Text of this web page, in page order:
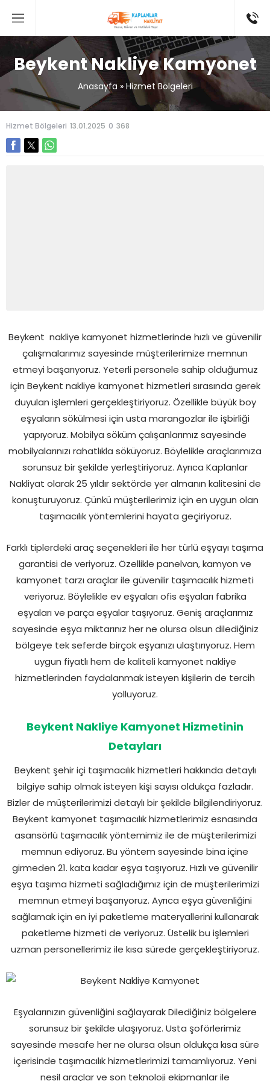
Beykent Nakliye Kamyonet
Anasayfa » Hizmet Bölgeleri
Hizmet Bölgeleri 13.01.2025 0 368
Beykent nakliye kamyonet hizmetlerinde hızlı ve güvenilir
çalışmalarımız sayesinde müşterilerimize memnun
etmeyi başarıyoruz. Yeterli personele sahip olduğumuz
için Beykent nakliye kamyonet hizmetleri sırasında gerek
duyulan işlemleri gerçekleştiriyoruz. Özellikle büyük boy
eşyaların sökülmesi için usta marangozlar ile işbirliği
yapıyoruz. Mobilya söküm çalışanlarımız sayesinde
mobilyalarınızı rahatlıkla söküyoruz. Böylelikle araçlarımıza
sorunsuz bir şekilde yerleştiriyoruz. Ayrıca Kaplanlar
Nakliyat olarak 25 yıldır sektörde yer almanın kalitesini de
konuşturuyoruz. Çünkü müşterilerimiz için en uygun olan
taşımacılık yöntemlerini hayata geçiriyoruz.
Farklı tiplerdeki araç seçenekleri ile her türlü eşyayı taşıma
garantisi de veriyoruz. Özellikle panelvan, kamyon ve
kamyonet tarzı araçlar ile güvenilir taşımacılık hizmeti
veriyoruz. Böylelikle ev eşyaları ofis eşyaları fabrika
eşyaları ve parça eşyalar taşıyoruz. Geniş araçlarımız
sayesinde eşya miktarınız her ne olursa olsun dilediğiniz
bölgeye tek seferde birçok eşyanızı ulaştırıyoruz. Hem
uygun fiyatlı hem de kaliteli kamyonet nakliye
hizmetlerinden faydalanmak isteyen kişilerin de tercih
yolluyoruz.
Beykent Nakliye Kamyonet Hizmetinin
Detayları
Beykent şehir içi taşımacılık hizmetleri hakkında detaylı
bilgiye sahip olmak isteyen kişi sayısı oldukça fazladır.
Bizler de müşterilerimizi detaylı bir şekilde bilgilendiriyoruz.
Beykent kamyonet taşımacılık hizmetlerimiz esnasında
asansörlü taşımacılık yöntemimiz ile de müşterilerimizi
memnun ediyoruz. Bu yöntem sayesinde bina içine
girmeden 21. kata kadar eşya taşıyoruz. Hızlı ve güvenilir
eşya taşıma hizmeti sağladığımız için de müşterilerimizi
memnun etmeyi başarıyoruz. Ayrıca eşya güvenliğini
sağlamak için en iyi paketleme materyallerini kullanarak
paketleme hizmeti de veriyoruz. Üstelik bu işlemleri
uzman personellerimiz ile kısa sürede gerçekleştiriyoruz.
Eşyalarınızın güvenliğini sağlayarak Dilediğiniz bölgelere
sorunsuz bir şekilde ulaşıyoruz. Usta şoförlerimiz
sayesinde mesafe her ne olursa olsun oldukça kısa süre
içerisinde taşımacılık hizmetlerimizi tamamlıyoruz. Yeni
nesil araçlar ve son teknoloji ekipmanlar ile